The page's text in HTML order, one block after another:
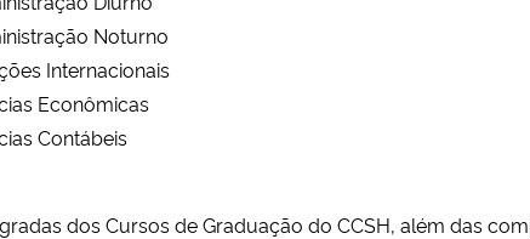
Noturno
Internacionais
Econômicas
Contábeis
dos Cursos de Graduação do CCSH, além das